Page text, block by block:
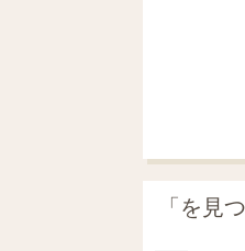
「を見